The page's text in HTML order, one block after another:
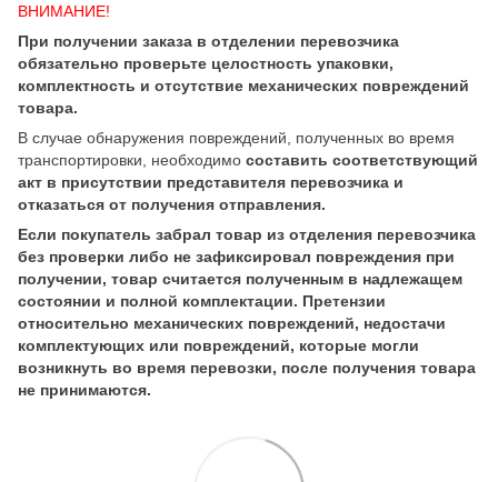
ВНИМАНИЕ!
При получении заказа в отделении перевозчика
обязательно проверьте целостность упаковки,
комплектность и отсутствие механических повреждений
товара.
В случае обнаружения повреждений, полученных во время
транспортировки, необходимо составить соответствующий
акт в присутствии представителя перевозчика и
отказаться от получения отправления.
Если покупатель забрал товар из отделения перевозчика
без проверки либо не зафиксировал повреждения при
получении, товар считается полученным в надлежащем
состоянии и полной комплектации. Претензии
относительно механических повреждений, недостачи
комплектующих или повреждений, которые могли
возникнуть во время перевозки, после получения товара
не принимаются.